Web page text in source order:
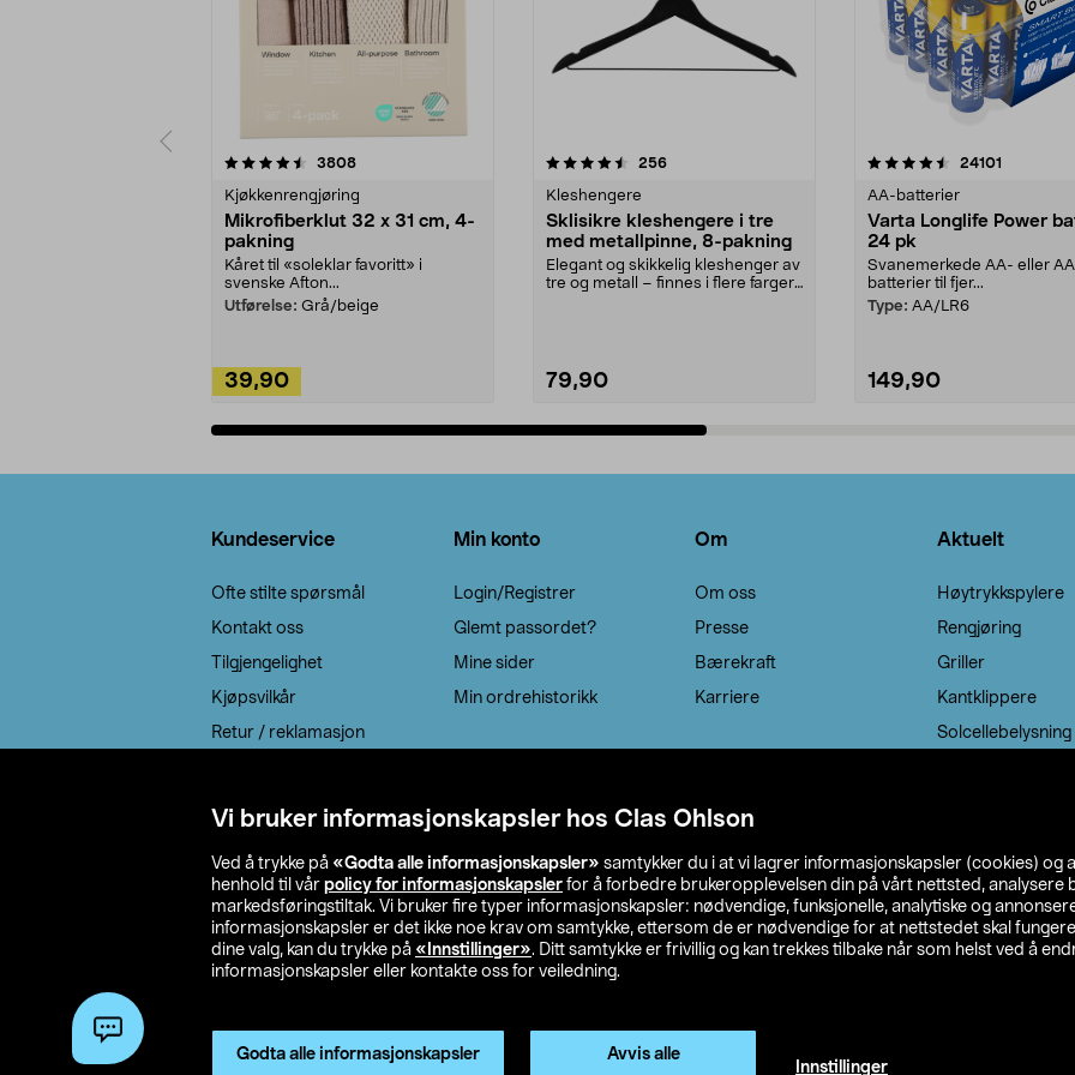
Vi bruker informasjonskapsler hos Clas Ohlson
Ved å trykke på «Godta alle informasjonskapsler» samtykker du i at vi lagrer informasjonskapsler (cookies) og
henhold til vår policy for informasjonskapsler for å forbedre brukeropplevelsen din på vårt nettsted, analysere
markedsføringstiltak. Vi bruker fire typer informasjonskapsler: nødvendige, funksjonelle, analytiske og
informasjonskapsler er det ikke noe krav om samtykke, ettersom de er nødvendige for at nettstedet skal
dine valg, kan du trykke på «Innstillinger». Ditt samtykke er frivillig og kan trekkes tilbake når som helst ved å
informasjonskapsler eller kontakte oss for veiledning.
Godta alle informasjonskapsler Avvis alle
Innstillinger
3808anmeldelser
Kjøkkenrengjøring
Mikrofiberklut 32 x 31 cm, 4-
pakning
Kåret til «soleklar favoritt» i
svenske Afton...
Utførelse: Grå/beige
39,90
4.5av 5 stjerner 256anmeldelser
Kleshengere
Sklisikre kleshengere i tre
med metallpinne, 8-pakning
Elegant og skikkelig kleshenger av
tre og metall – finnes i flere farger.
79,90
4.5av 5 stjerner 24101
AA-batterier
Varta Longlife Power
24 pk
Svanemerkede AA- eller
batterier til fjer...
Type: AA/LR6
149,90
4.5av 5 stjerner
Kundeservice
Ofte stilte spørsmål
Kontakt oss
Tilgjengelighet
Kjøpsvilkår
Retur / reklamasjon
Min konto
Login/Registrer
Glemt passordet?
Mine sider
Min ordrehistorikk
Om
Om oss
Presse
Bærekraft
Karriere
Aktuelt
Høytrykkspylere
Rengjøring
Griller
Kantklippere
Solcellebelysning